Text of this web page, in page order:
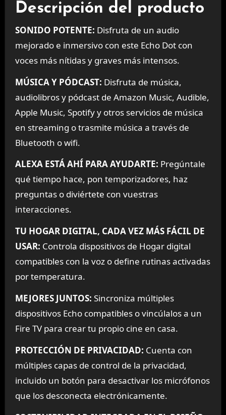
Descripción del producto
SONIDO POTENTE: Disfruta de un audio
mejorado e inmersivo con este Echo Dot con
voces más nítidas y graves más intensos.
MÚSICA Y PÓDCAST: Disfruta de música,
audiolibros y pódcast de Amazon Music, Audible,
Apple Music, Spotify y otros servicios de música
en streaming o trasmite música a través de
Bluetooth o wifi.
ALEXA ESTÁ AHÍ PARA AYUDARTE: Pregúntale
qué tiempo hace, pon temporizadores, haz
preguntas o diviértete con vuestras
interacciones.
TU HOGAR DIGITAL, CADA VEZ MÁS FÁCIL DE
USAR: Controla dispositivos de Hogar digital
compatibles con la voz o define rutinas activadas
por temperatura.
MEJORES JUNTOS: Sincroniza múltiples
dispositivos Echo compatibles o vincúlalos a un
Fire TV para crear tu propio cine en casa.
PROTECCIÓN DE PRIVACIDAD: Cuenta con
múltiples capas de control de la privacidad,
incluido un botón para desactivar los micrófonos
que los desconecta electrónicamente.